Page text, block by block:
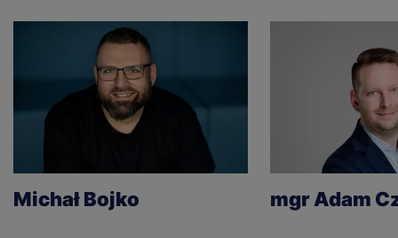
Michał Bojko mgr Adam